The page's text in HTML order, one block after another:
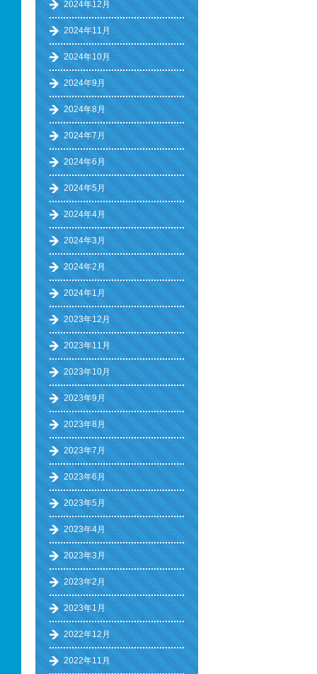
2024年12月
2024年11月
2024年10月
2024年9月
2024年8月
2024年7月
2024年6月
2024年5月
2024年4月
2024年3月
2024年2月
2024年1月
2023年12月
2023年11月
2023年10月
2023年9月
2023年8月
2023年7月
2023年6月
2023年5月
2023年4月
2023年3月
2023年2月
2023年1月
2022年12月
2022年11月